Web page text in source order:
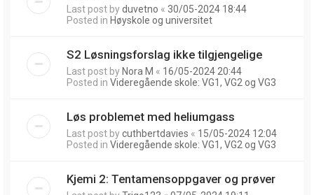
Last post byduvetno « 30/05-2024 18:44
Posted in Høyskole og universitet
S2 Løsningsforslag ikke tilgjengelige
Last post by Nora M « 16/05-2024 20:44
Posted in Videregående skole: VG1, VG2 og VG3
Løs problemet med heliumgass
Last post bycuthbertdavies « 15/05-2024 12:04
Posted in Videregående skole: VG1, VG2 og VG3
Kjemi 2: Tentamensoppgaver og prøver